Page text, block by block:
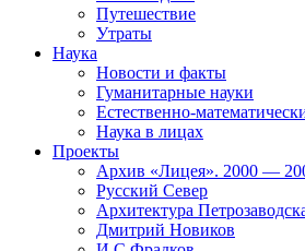
Путешествие
Утраты
Наука
Новости и факты
Гуманитарные науки
Естественно-
Наука в лицах
Проекты
Архив «Лицея». 2000 —
Русский Север
Архитектура
Дмитрий Новиков